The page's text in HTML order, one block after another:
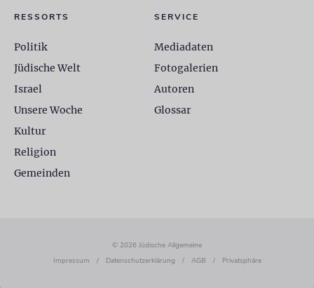
RESSORTS
Politik
Jüdische Welt
Israel
Unsere Woche
Kultur
Religion
Gemeinden
SERVICE
Mediadaten
Fotogalerien
Autoren
Glossar
© 2026 Jüdische Allgemeine
Impressum
/ Datenschutzerklärung / AGB / Privatsphäre